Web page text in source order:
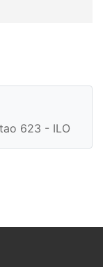
623 - ILO